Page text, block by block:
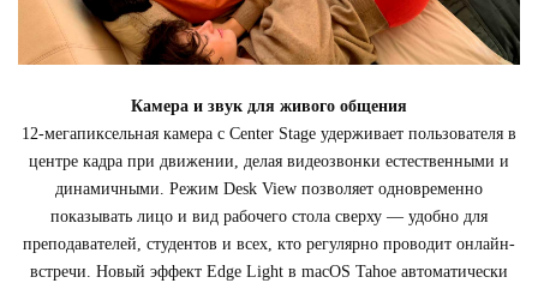
Камера и звук для живого общения
12-мегапиксельная камера с Center Stage удерживает пользователя в
центре кадра при движении, делая видеозвонки естественными и
динамичными. Режим Desk View позволяет одновременно
показывать лицо и вид рабочего стола сверху — удобно для
преподавателей, студентов и всех, кто регулярно проводит онлайн-
встречи. Новый эффект Edge Light в macOS Tahoe автоматически